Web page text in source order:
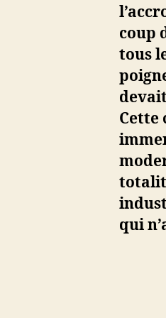
coup
tous
Cette
qui